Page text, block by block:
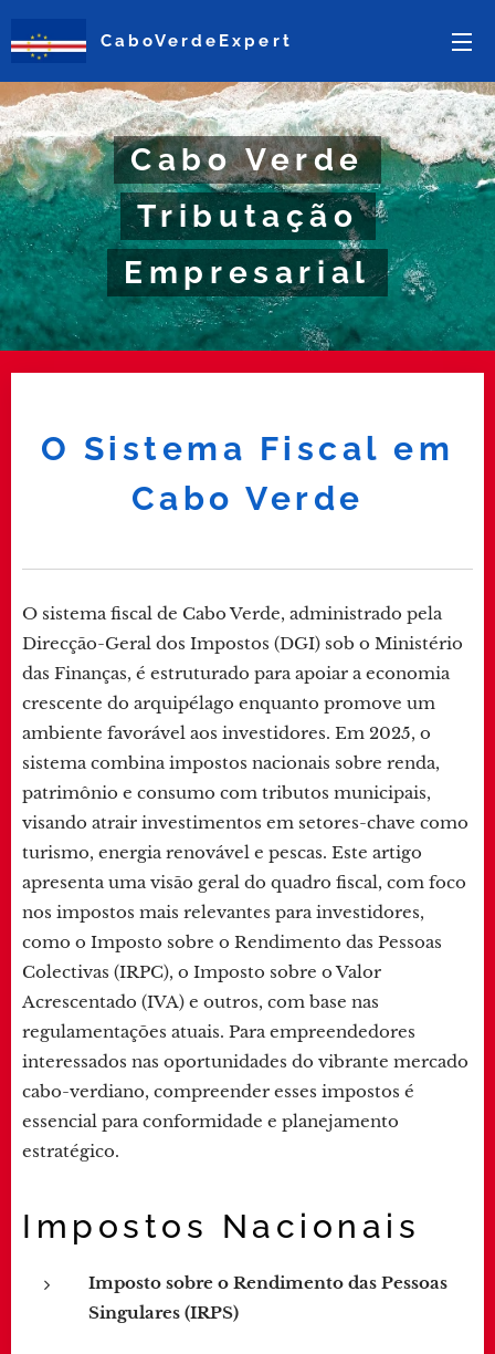
CaboVerdeExpert
Cabo Verde
Tributação
Empresarial
O Sistema Fiscal em
Cabo Verde
O sistema fiscal de Cabo Verde, administrado pela
Direcção-Geral dos Impostos (DGI) sob o Ministério
das Finanças, é estruturado para apoiar a economia
crescente do arquipélago enquanto promove um
ambiente favorável aos investidores. Em 2025, o
sistema combina impostos nacionais sobre renda,
patrimônio e consumo com tributos municipais,
visando atrair investimentos em setores-chave como
turismo, energia renovável e pescas. Este artigo
apresenta uma visão geral do quadro fiscal, com foco
nos impostos mais relevantes para investidores,
como o Imposto sobre o Rendimento das Pessoas
Colectivas (IRPC), o Imposto sobre o Valor
Acrescentado (IVA) e outros, com base nas
regulamentações atuais. Para empreendedores
interessados nas oportunidades do vibrante mercado
cabo-verdiano, compreender esses impostos é
essencial para conformidade e planejamento
estratégico.
Impostos Nacionais
Imposto sobre o Rendimento das Pessoas
Singulares (IRPS)